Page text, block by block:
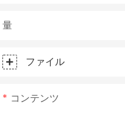
量
ファイル
コンテンツ